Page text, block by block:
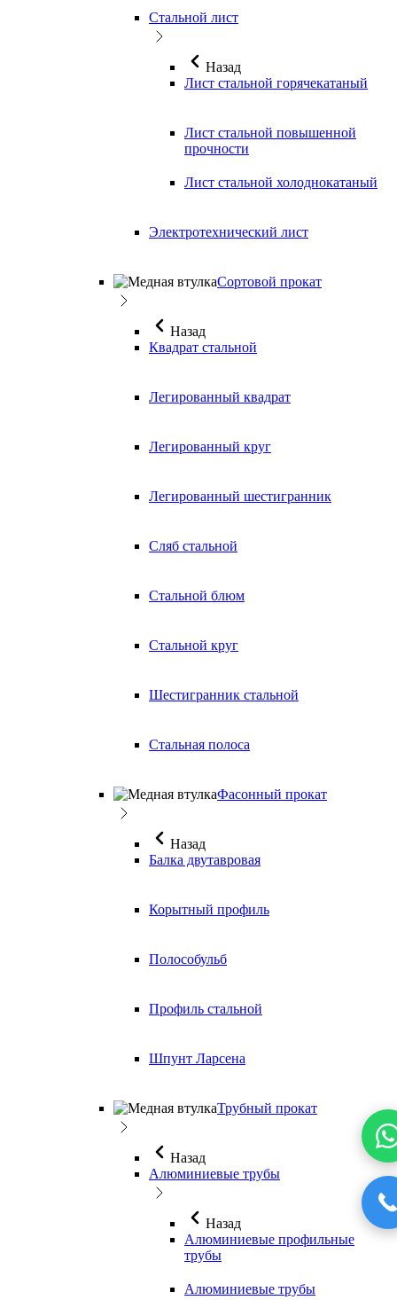
Стальной лист
Назад
Лист стальной горячекатаный
Лист стальной повышенной
прочности
Лист стальной холоднокатаный
Электротехнический лист
Сортовой прокат
Назад
Квадрат стальной
Легированный квадрат
Легированный круг
Легированный шестигранник
Сляб стальной
Стальной блюм
Стальной круг
Шестигранник стальной
Стальная полоса
Фасонный прокат
Назад
Балка двутавровая
Корытный профиль
Полособульб
Профиль стальной
Шпунт Ларсена
Трубный прокат
Назад
Алюминиевые трубы
Назад
Алюминиевые профильные
трубы
Алюминиевые трубы